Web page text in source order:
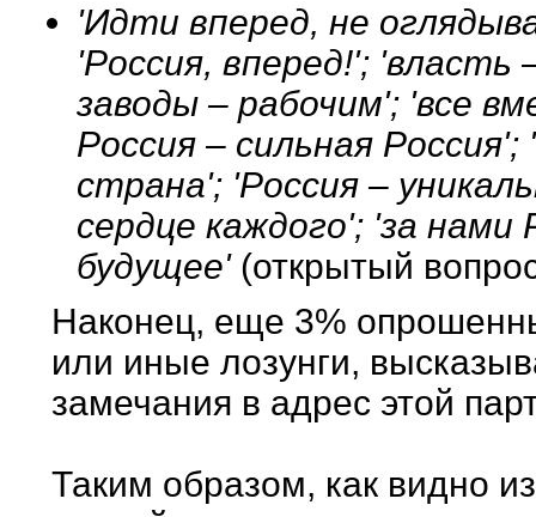
'Идти вперед, не
'Россия, вперед!'; 'власть
заводы – рабочим'; 'все
Россия – сильная Россия';
страна'; 'Россия –
сердце каждого'; 'за нами
будущее' (открытый
Наконец, еще 3%
или иные лозунги,
замечания в адрес этой
Таким образом, как видно